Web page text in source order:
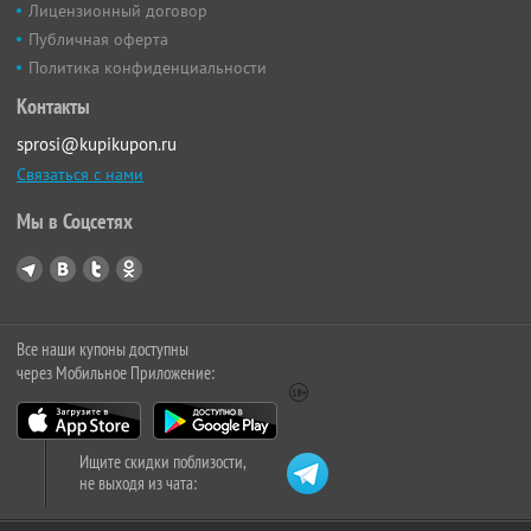
Лицензионный договор
Публичная оферта
Политика конфиденциальности
Контакты
sprosi@kupikupon.ru
Связаться с нами
Мы в Соцсетях
Все наши купоны доступны
через Мобильное Приложение:
Ищите скидки поблизости,
не выходя из чата: